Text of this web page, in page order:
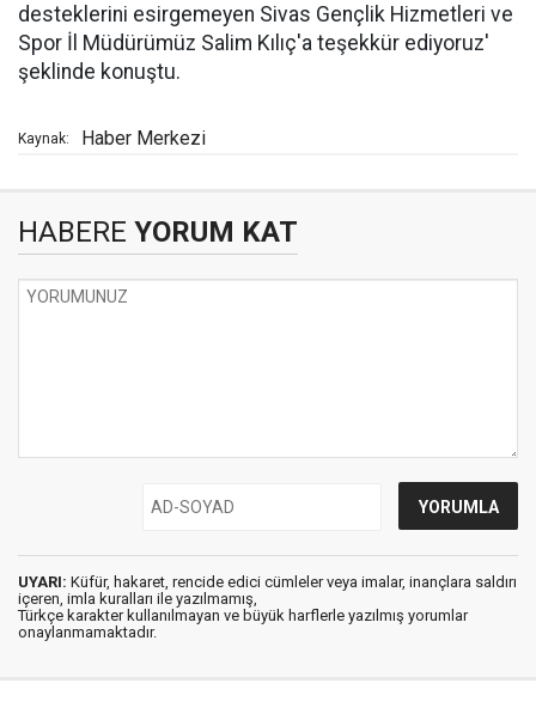
desteklerini esirgemeyen Sivas Gençlik Hizmetleri ve
Spor İl Müdürümüz Salim Kılıç'a teşekkür ediyoruz'
şeklinde konuştu.
Kaynak: Haber Merkezi
HABERE YORUM KAT
UYARI: Küfür, hakaret, rencide edici cümleler veya imalar, inançlara saldırı
içeren, imla kuralları ile yazılmamış,
Türkçe karakter kullanılmayan ve büyük harflerle yazılmış yorumlar
onaylanmamaktadır.